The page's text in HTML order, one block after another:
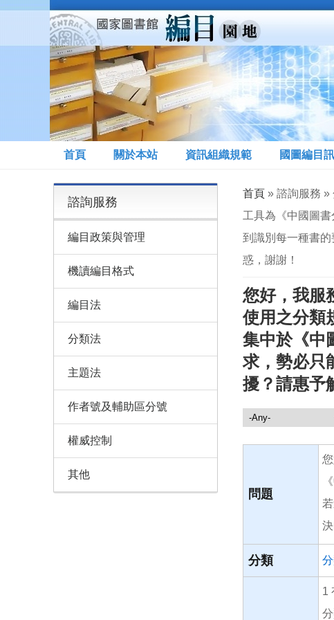
移至主內容
首頁 關於本站 資訊組織規範 國圖編目
您在這裡
首頁» 諮詢服務 »
工具為《中國圖
到識別每一種書
惑，謝謝！
您好，我服
使用之分類
集中於《中
求，勢必只
擾？請惠予
諮詢服務
問題
分類
1
諮詢服務
編目政策與管理
機讀編目格式
編目法
分類法
主題法
作者號及輔助區分號
權威控制
其他